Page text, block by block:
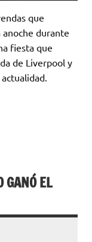
que
durante
fiesta que
de Liverpool y
GANÓ EL